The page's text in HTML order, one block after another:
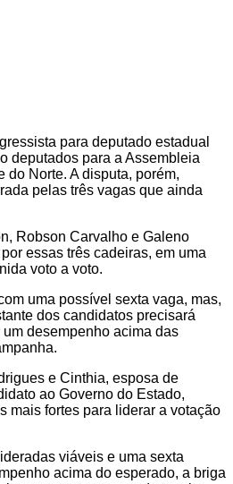
para deputado estadual
deputados para a Assembleia
do Norte. A disputa, porém,
pelas três vagas que ainda
Robson Carvalho e Galeno
essas três cadeiras, em uma
voto a voto.
uma possível sexta vaga, mas,
dos candidatos precisará
desempenho acima das
e Cinthia, esposa de
ao Governo do Estado,
mais fortes para liderar a votação
viáveis e uma sexta
acima do esperado, a briga